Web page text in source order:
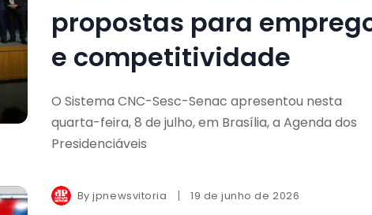
propostas para
e competitividade
O Sistema CNC-Sesc-Senac apresentou nesta
quarta-feira, 8 de julho, em Brasília, a Agenda dos
Presidenciáveis
Byjpnewsvitoria 19 de junho de 2026